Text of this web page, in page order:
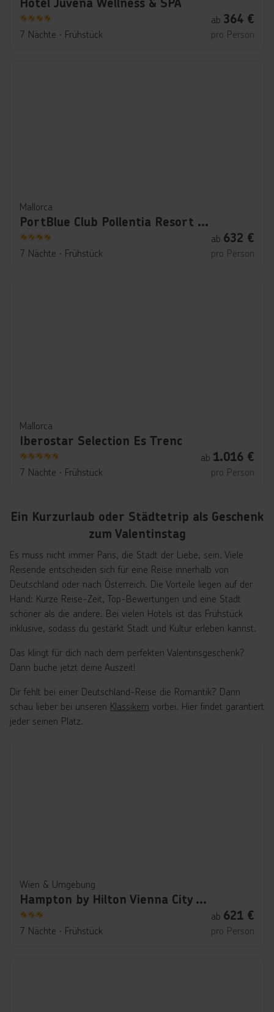
4
7 Nächte ∙ Frühstück
ab 364 €
pro Person
Mallorca
PortBlue Club Pollentia Resort & Spa
4
7 Nächte ∙ Frühstück
ab 632 €
pro Person
Mallorca
Iberostar Selection Es Trenc
5
7 Nächte ∙ Frühstück
ab 1.016 €
pro Person
Ein Kurzurlaub oder Städtetrip als Geschenk
zum Valentinstag
Es muss nicht immer Paris, die Stadt der Liebe, sein. Viele
Reisende entscheiden sich für eine Reise innerhalb von
Deutschland oder nach Österreich. Die Vorteile liegen auf der
Hand: Kurze Reise-Zeit, Top-Bewertungen und eine Stadt
schöner als die andere. Bei vielen Hotels ist das Frühstück
inklusive, sodass du gestärkt Stadt und Kultur erleben kannst.
Das klingt für dich nach dem perfekten Valentinsgeschenk?
Dann buche jetzt deine Auszeit!
Dir fehlt bei einer Deutschland-Reise die Romantik? Dann
schau lieber bei unseren Klassikern vorbei. Hier findet garantiert
jeder seinen Platz.
Wien & Umgebung
Hampton by Hilton Vienna City West
3
7 Nächte ∙ Frühstück
ab 621 €
pro Person